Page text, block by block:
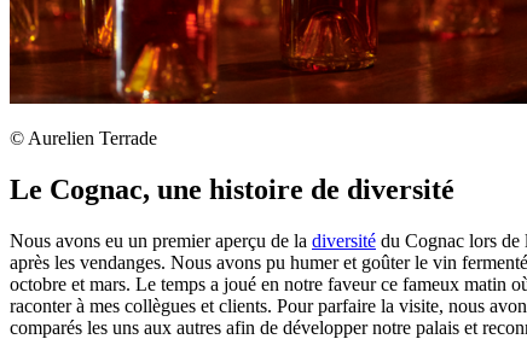
© Aurelien Terrade
Le Cognac, une histoire de diversité
Nous avons eu un premier aperçu de la diversité du Cognac lors de
après les vendanges. Nous avons pu humer et goûter le vin
octobre et mars. Le temps a joué en notre faveur ce fameux matin
raconter à mes collègues et clients. Pour parfaire la visite, nous
comparés les uns aux autres afin de développer notre palais et